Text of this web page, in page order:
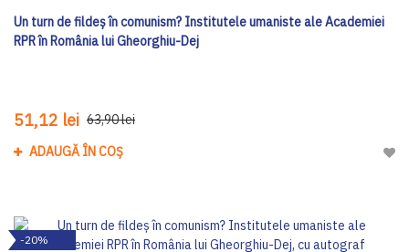
Un turn de fildeș în comunism? Institutele umaniste ale Academiei
RPR în România lui Gheorghiu-Dej
51,12 lei 63,90 lei
ADAUGĂ ÎN COȘ
-20%